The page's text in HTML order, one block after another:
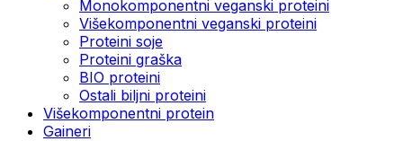
Monokomponentni veganski proteini
Višekomponentni veganski proteini
Proteini soje
Proteini graška
BIO proteini
Ostali biljni proteini
Višekomponentni protein
Gaineri